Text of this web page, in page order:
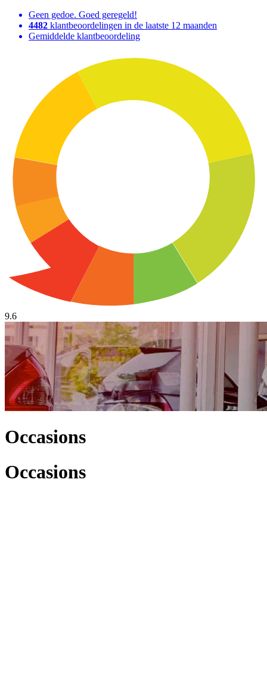
Geen gedoe. Goed geregeld!
4482 klantbeoordelingen in de laatste 12 maanden
Gemiddelde klantbeoordeling
9.6
Occasions
Occasions